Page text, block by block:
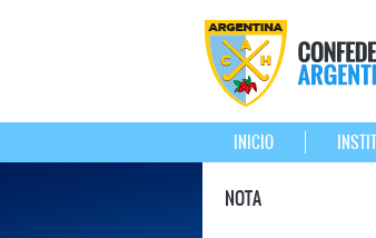
INICIO
NOTA